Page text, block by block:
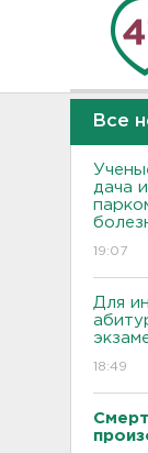
Все
дача
19:07
Для
18:49